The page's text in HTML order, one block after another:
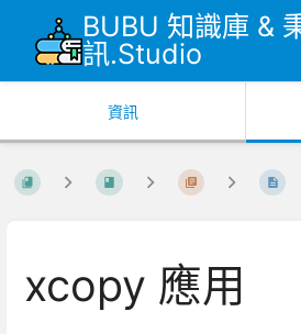
BUBU 知識庫 &
訊.Studio
資訊
xcopy 應用